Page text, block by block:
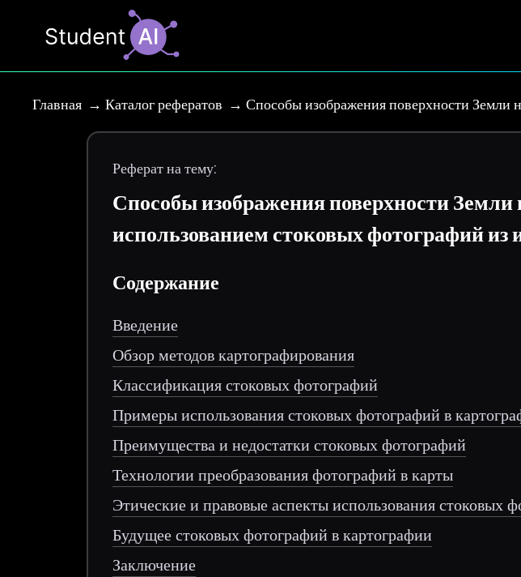
Главная Каталог рефератов Способы изображения поверхности Земли
Реферат на тему:
Способы изображения поверхности Земли
использованием стоковых фотографий из
Содержание
Введение
Обзор методов картографирования
Классификация стоковых фотографий
Примеры использования стоковых фотографий в
Преимущества и недостатки стоковых фотографий
Технологии преобразования фотографий в карты
Этические и правовые аспекты использования стоковых
Будущее стоковых фотографий в картографии
Заключение